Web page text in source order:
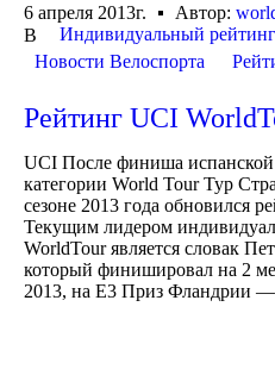
6 апреля 2013г. Автор:
В
Индивидуальный рейтинг
Новости Велоспорта
Рейтинг UCI
UCI После финиша
категории World Tour Тур
сезоне 2013 года обновился
Текущим лидером
WorldTour является словак
который финишировал на 2
2013, на Е3 Приз Фландрии —